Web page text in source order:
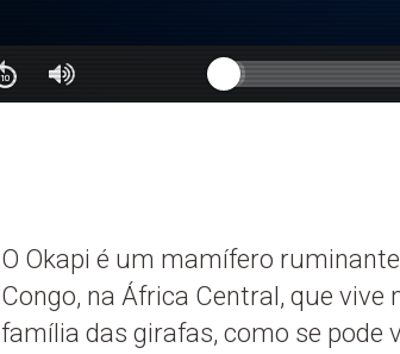
O Okapi é um mamífero
Congo, na África Central, que vive
família das girafas, como se pode